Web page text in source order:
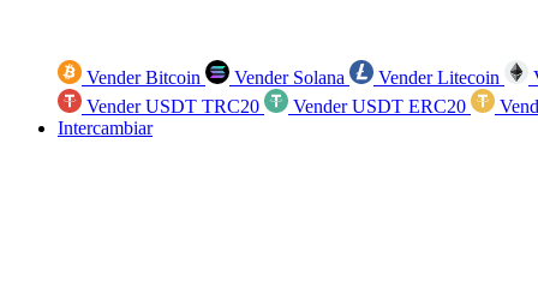
Vender Bitcoin Vender Solana Vender Litecoin
Vender USDT TRC20
Vender USDT ERC20
Intercambiar